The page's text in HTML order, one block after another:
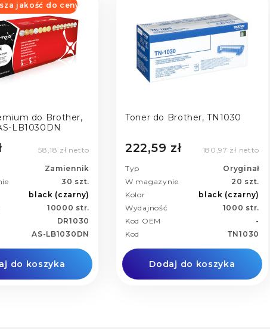
jakość do ceny
do Brother,
LB1030DN
58,18 zł netto
Zamiennik
30 szt.
black (czarny)
10000 str.
DR1030
AS-LB1030DN
do koszyka
Toner do Brother, TN1030
222,59 zł 180,97 zł netto
Typ
Oryginał
W magazynie
20 szt.
Kolor
black (czarny)
Wydajność
1000 str.
Kod OEM
-
Kod
TN1030
Dodaj do koszyka